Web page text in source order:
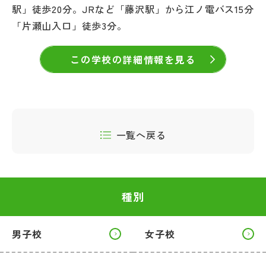
駅」徒歩20分。JRなど「藤沢駅」から江ノ電バス15分
「片瀬山入口」徒歩3分。
この学校の詳細情報を見る
一覧へ戻る
種別
男子校 女子校